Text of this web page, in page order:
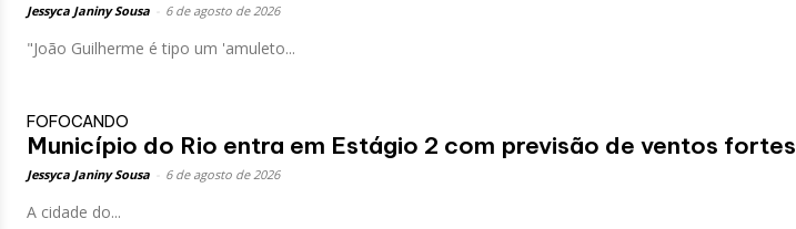
Jessyca Janiny Sousa 6 de agosto de 2026
"João Guilherme é tipo um 'amuleto...
FOFOCANDO
Município do Rio entra em Estágio 2 com previsão de ventos fortes
Jessyca Janiny Sousa 6 de agosto de 2026
A cidade do...